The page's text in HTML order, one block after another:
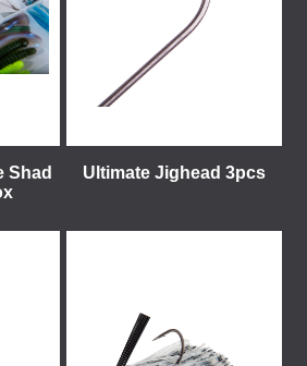
Shad
Ultimate Jighead 3pcs